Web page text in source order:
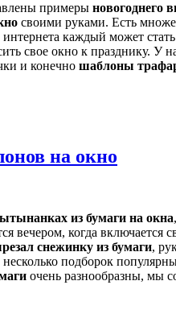
примеры новогоднего
своими руками. Есть
каждый может
свое окно к празднику. У
и конечно шаблоны
на окно
из бумаги на окна
когда включается
снежинку из бумаги,
подборок
очень разнообразны, мы